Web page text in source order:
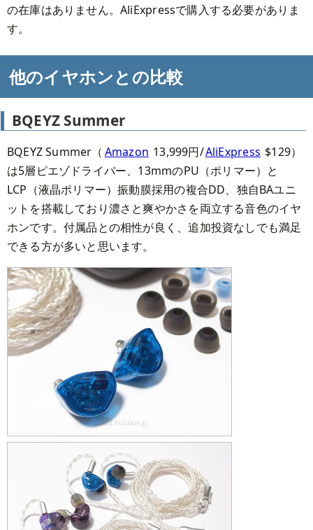
の在庫はありません。AliExpressで購入する必要がありま
す。
他のイヤホンとの比較
BQEYZ Summer
BQEYZ Summer（ Amazon 13,999円/AliExpress $129）
は5層ピエゾドライバー、13mmのPU（ポリマー）と
LCP（液晶ポリマー）振動膜採用の複合DD、独自BAユニ
ットを搭載しており濃さと爽やかさを両立する音色のイヤ
ホンです。付属品との相性が良く、追加投資なしでも満足
できる方が多いと思います。